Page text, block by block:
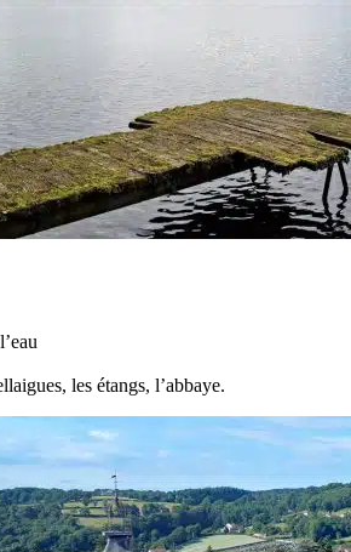
les étangs, l’abbaye.